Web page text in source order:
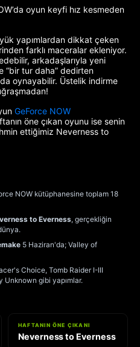
oyun keyfi hız kesmeden
yapımlardan dikkat çeken
farklı maceralar ekleniyor.
arkadaşlarıyla yeni
“bir tur daha” dedirten
oynayabilir. Üstelik indirme
GeForce NOW
öne çıkan oyunu ise senin
ettiğimiz Neverness to
NOW kütüphanesine toplam 18
to Everness, gerçekliğin
5 Haziran'da; Valley of
Choice, Tomb Raider I-III
Unknown gibi yapımlar.
HAFTANIN ÖNE ÇIKANI
Neverness to Everness